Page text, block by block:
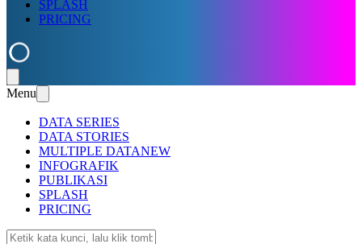
SPLASH
PRICING
Menu
DATA SERIES
DATA STORIES
MULTIPLE DATANEW
INFOGRAFIK
PUBLIKASI
SPLASH
PRICING